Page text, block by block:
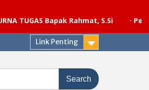
Bapak Rahmat, S.Si
·
Link Penting